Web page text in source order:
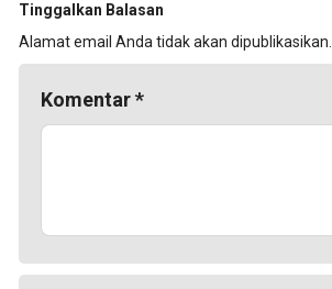
Tinggalkan Balasan
Alamat email Anda tidak akan dipublikasikan.
Komentar*